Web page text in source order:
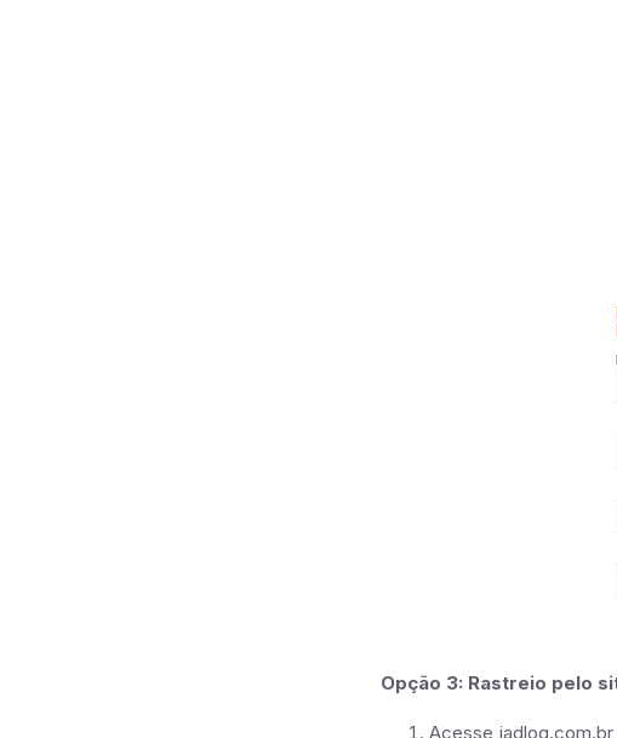
Opção 3: Rastreio pelo
Acesse jadlog.com.br